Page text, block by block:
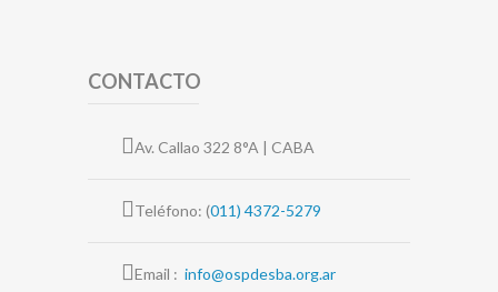
CONTACTO
Av. Callao 322 8°A | CABA
Teléfono: (011) 4372-5279
Email : info@ospdesba.org.ar